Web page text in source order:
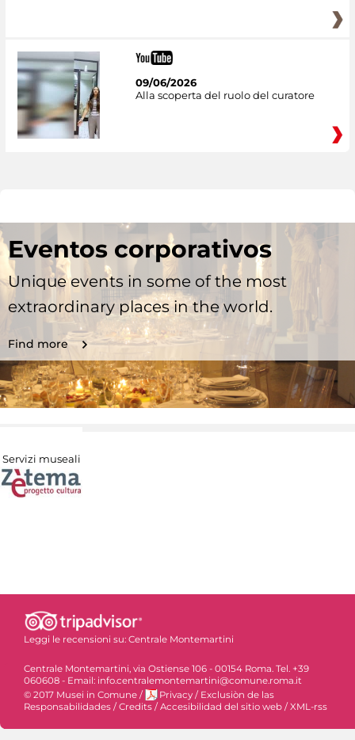
09/06/2026
Alla scoperta del ruolo del curatore
Eventos corporativos
Unique events in some of the most
extraordinary places in the world.
Find more
Servizi museali
Leggi le recensioni su: Centrale Montemartini
Centrale Montemartini, via Ostiense 106 - 00154 Roma. Tel. +39
060608 - Email: info.centralemontemartini@comune.roma.it
© 2017 Musei in Comune / Privacy / Exclusiòn de las
Responsabilidades /Credits /Accesibilidad del sitio web /XML-rss